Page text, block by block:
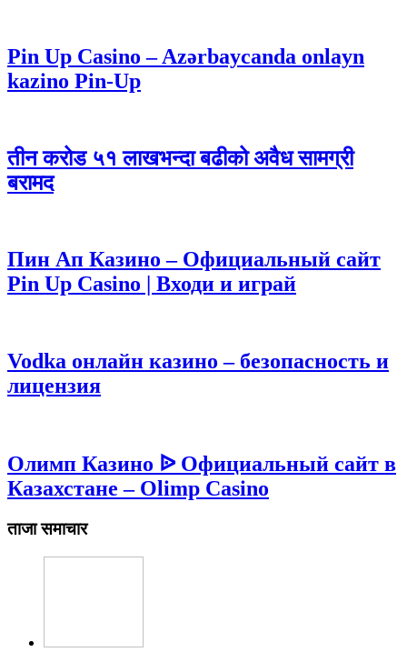
Pin Up Casino – Azərbaycanda onlayn
kazino Pin-Up
तीन करोड ५१ लाखभन्दा बढीको अवैध सामग्री
बरामद
Пин Ап Казино – Официальный сайт
Pin Up Casino | Входи и играй
Vodka онлайн казино – безопасность и
лицензия
Олимп Казино ᐉ Официальный сайт в
Казахстане – Olimp Casino
ताजा समाचार